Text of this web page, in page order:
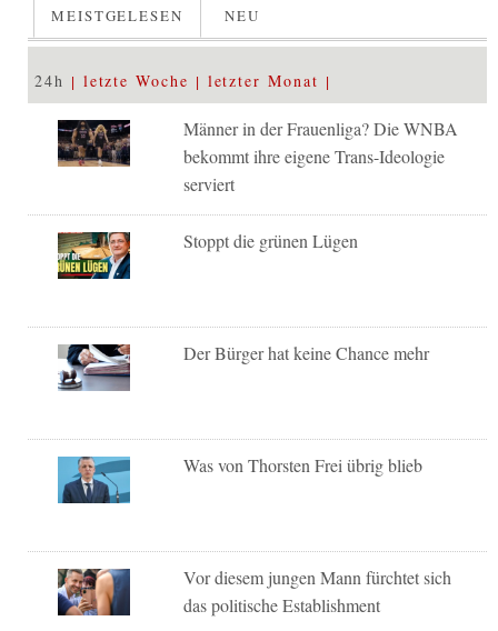
MEISTGELESEN NEU
24h letzte Woche letzter Monat
Männer in der Frauenliga? Die WNBA
bekommt ihre eigene Trans-Ideologie
serviert
Stoppt die grünen Lügen
Der Bürger hat keine Chance mehr
Was von Thorsten Frei übrig blieb
Vor diesem jungen Mann fürchtet sich
das politische Establishment